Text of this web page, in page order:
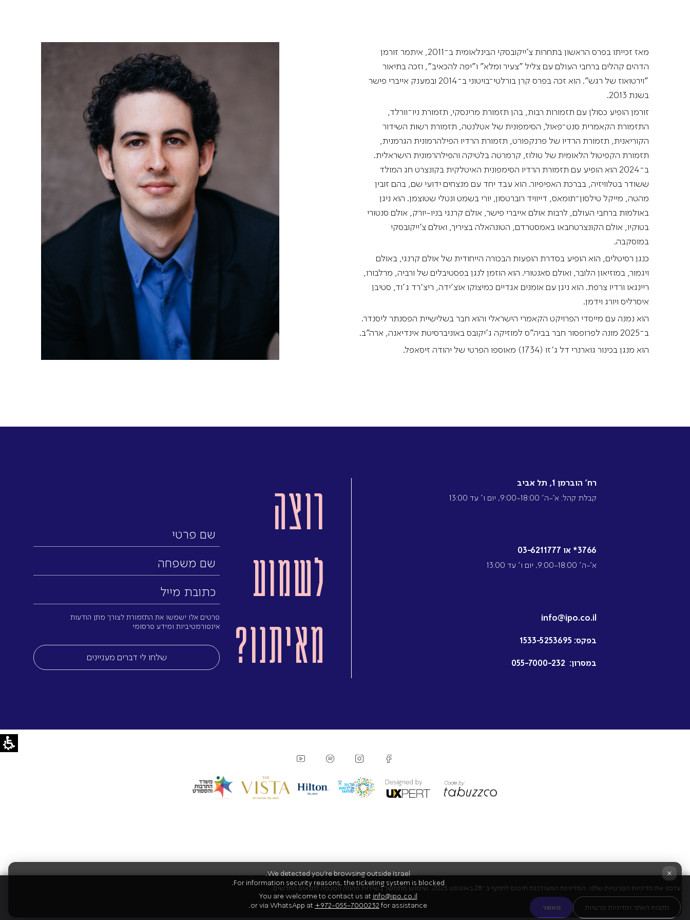
מאז זכייתו בפרס הראשון בתחרות צ'ייקובסקי הבינלאומית ב־2011, איתמר זורמן
הדהים קהלים ברחבי העולם עם צליל "צעיר ומלא" ו"יפה להכאיב", וזכה בתיאור
"וירטואוז של רגש". הוא זכה בפרס קרן בורלטי־בויטוני ב־2014 ובמענק אייברי פישר
בשנת 2013.
זורמן הופיע כסולן עם תזמורות רבות, בהן תזמורת מרינסקי, תזמורת ניו־וורלד,
התזמורת הקאמרית סנט־פאול, הסימפונית של אטלנטה, תזמורת רשות השידור
הקוריאנית, תזמורת הרדיו של פרנקפורט, תזמורת הרדיו הפילהרמונית הגרמנית,
תזמורת הקפיטול הלאומית של טולוז, קרמרטה בלטיקה והפילהרמונית הישראלית.
ב־2024 הוא הופיע עם תזמורת הרדיו הסימפונית האיטלקית בקונצרט חג המולד
ששודר בטלוויזיה, בברכת האפיפיור. הוא עבד יחד עם מנצחים ידועי שם, בהם זובין
מהטה, מייקל טילסון־תומאס, דייוויד רוברטסון, יורי בשמט ונטלי שטוצמן. הוא ניגן
באולמות ברחבי העולם, לרבות אולם אייברי פישר, אולם קרנגי בניו-יורק, אולם סנטורי
בטוקיו, אולם הקונצרטחבאו באמסטרדם, הטונהאלה בציריך, ואולם צ'ייקובסקי
במוסקבה.
כנגן רסיטלים, הוא הופיע בסדרת הופעות הבכורה הייחודית של אולם קרנגי, באולם
ויגמור, במוזיאון הלובר, ואולם סאנטורי. הוא הוזמן לנגן בפסטיבלים של ורביה, מרלבורו,
ריינגאו ורדיו צרפת. הוא ניגן עם אומנים אגדיים כמיצוקו אוצ׳ידה, ריצ׳רד ג'וד, סטיבן
איסרליס ויורג וידמן.
הוא נמנה עם מייסדי הפרויקט הקאמרי הישראלי והוא חבר בשלישיית הפסנתר ליסנדר.
ב־2025 מונה לפרופסור חבר בביה"ס למוזיקה ג'יקובס באוניברסיטת אינדיאנה, ארה"ב.
הוא מנגן בכינור גוארנרי דל ג׳זו (1734) מאוספו הפרטי של יהודה זיסאפל.
רח’ הוברמן 1, תל אביב
קבלת קהל: א’-ה’ 9:00-18:00, יום ו’ עד 13:00
3766* או 03-6211777
א’-ה’ 9:00-18:00, יום ו’ עד 13:00
info@ipo.co.il
בפקס: 1533-5253695
במסרון:
רוצה
לשמוע
מאיתנו?
שם
פרטי
שם
משפחה
כתובת
מייל
(חובה)
פרטים אלו ישמשו את התזמורת לצורך מתן הודעות
אינפורמטיביות ומידע פרסומי
עדכנו את מדיניות הפרטיות שלנו. המדיניות המעודכנת תיכנס לתוקף ב־28 באוגוסט 2025. שימוש מתמשך בשירות מהווה הסכמה לתנאים החדשים.
תקנות האתר ומדיניות פרטיות מאשר
×
We detected you're browsing outside Israel.
For information security reasons, the ticketing system is blocked.
You are welcome to contact us at info@ipo.co.il
or via WhatsApp at +972-055-7000232 for assistance.